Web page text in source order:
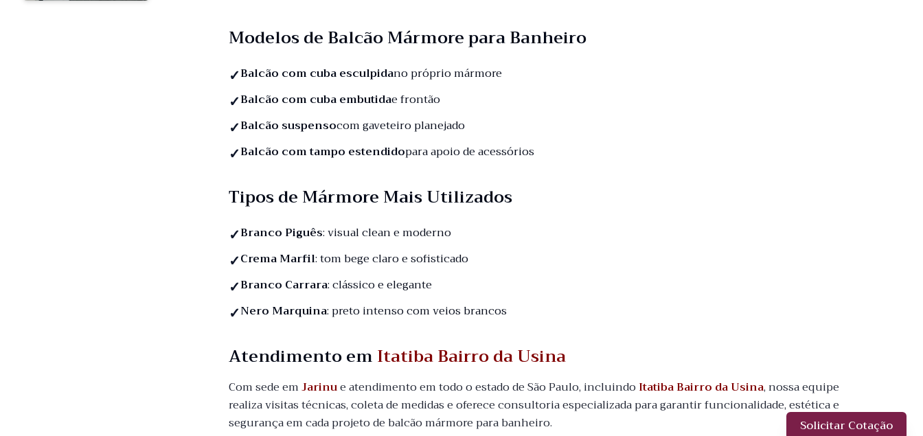
Modelos de Balcão Mármore para Banheiro
Balcão com cuba esculpidano próprio mármore
Balcão com cuba embutidae frontão
Balcão suspensocom gaveteiro planejado
Balcão com tampo estendidopara apoio de acessórios
Tipos de Mármore Mais Utilizados
Branco Piguês: visual clean e moderno
Crema Marfil: tom bege claro e sofisticado
Branco Carrara: clássico e elegante
Nero Marquina: preto intenso com veios brancos
Atendimento emItatiba Bairro da Usina
Com sede emJarinue atendimento em todo o estado de São Paulo, incluindo Itatiba Bairro da Usina, nossa equipe
realiza visitas técnicas, coleta de medidas e oferece consultoria especializada para garantir funcionalidade, estética e
segurança em cada projeto de balcão mármore para banheiro.
Solicitar Cotação